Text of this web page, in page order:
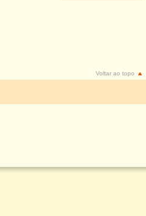
Voltar ao topo